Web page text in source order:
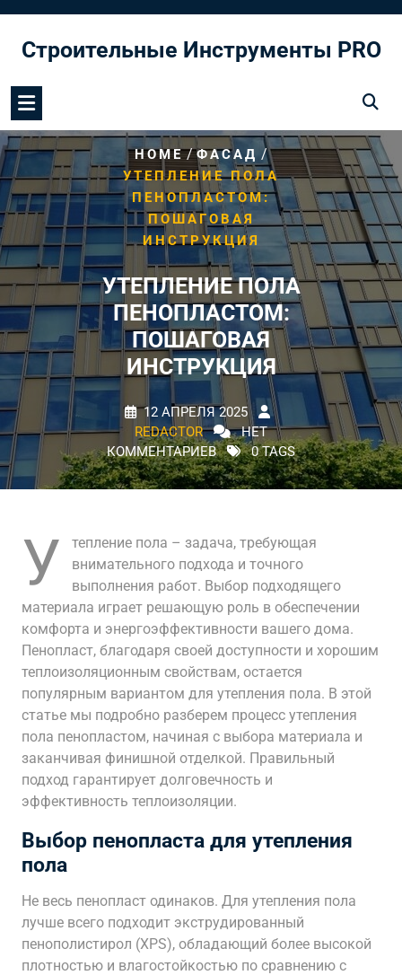
содержимому
Строительные Инструменты PRO
HOME/ФАСАД /
УТЕПЛЕНИЕ ПОЛА
ПЕНОПЛАСТОМ:
ПОШАГОВАЯ
ИНСТРУКЦИЯ
УТЕПЛЕНИЕ ПОЛА
ПЕНОПЛАСТОМ:
ПОШАГОВАЯ
ИНСТРУКЦИЯ
12 АПРЕЛЯ 2025
REDACTOR
НЕТ
КОММЕНТАРИЕВ
0 TAGS
У
тепление пола – задача, требующая
внимательного подхода и точного
выполнения работ. Выбор подходящего
материала играет решающую роль в обеспечении
комфорта и энергоэффективности вашего дома.
Пенопласт, благодаря своей доступности и хорошим
теплоизоляционным свойствам, остается
популярным вариантом для утепления пола. В этой
статье мы подробно разберем процесс утепления
пола пенопластом, начиная с выбора материала и
заканчивая финишной отделкой. Правильный
подход гарантирует долговечность и
эффективность теплоизоляции.
Выбор пенопласта для утепления
пола
Не весь пенопласт одинаков. Для утепления пола
лучше всего подходит экструдированный
пенополистирол (XPS), обладающий более высокой
плотностью и влагостойкостью по сравнению с